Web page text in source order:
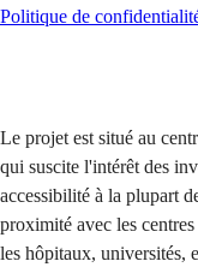
Politique de
Le projet est situé au
qui suscite l'intérêt des
accessibilité à la plupart
proximité avec les
les hôpitaux, universités,